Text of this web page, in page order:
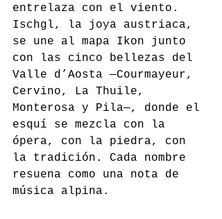
entrelaza con el viento.
Ischgl, la joya austriaca,
se une al mapa Ikon junto
con las cinco bellezas del
Valle d’Aosta —Courmayeur,
Cervino, La Thuile,
Monterosa y Pila—, donde el
esquí se mezcla con la
ópera, con la piedra, con
la tradición. Cada nombre
resuena como una nota de
música alpina.